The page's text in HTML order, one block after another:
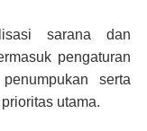
sarana dan
pengaturan
serta
utama.